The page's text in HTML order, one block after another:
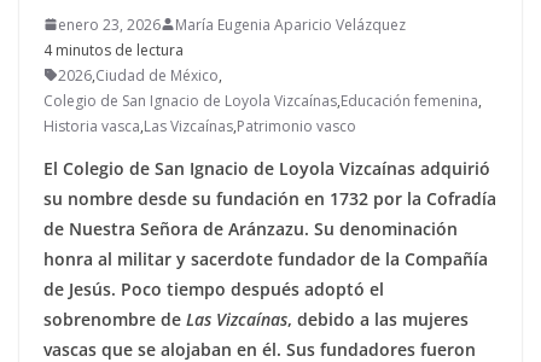
enero 23, 2026
María Eugenia Aparicio Velázquez
4 minutos de lectura
2026,Ciudad de México,
Colegio de San Ignacio de Loyola Vizcaínas,Educación femenina,
Historia vasca,Las Vizcaínas,Patrimonio vasco
El Colegio de San Ignacio de Loyola Vizcaínas adquirió
su nombre desde su fundación en 1732 por la Cofradía
de Nuestra Señora de Aránzazu. Su denominación
honra al militar y sacerdote fundador de la Compañía
de Jesús. Poco tiempo después adoptó el
sobrenombre de Las Vizcaínas, debido a las mujeres
vascas que se alojaban en él. Sus fundadores fueron